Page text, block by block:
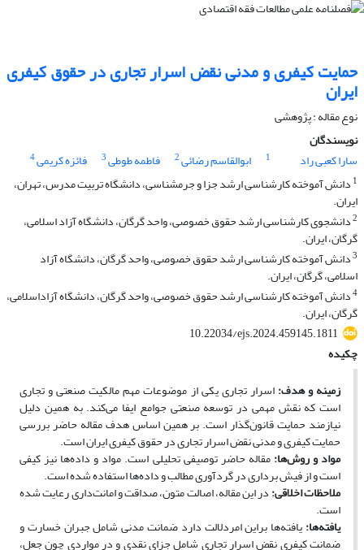
حمایت کیفری و مدنی نقض اسرار تجاری در حقوق کیفری
ایران
نوع مقاله : پژوهشی
نویسندگان
سارا کعبی راد
1 ابوالقاسم رضائی2 فاطمه طوطی3 فائزه کریمی4
1 دانش آموخته کارشناسی ارشد جزا و جرم‏شناسی، دانشگاه تربیت مدرس، تهران،
ایران.
2دانشجوی کارشناسی ارشد حقوق‌ خصوصی، واحد گرگان، دانشگاه آزاد اسلامی،
گرگان، ایران.
3دانش آموخته کارشناسی ارشد حقوق خصوصی، واحد گرگان، دانشگاه آزاد
اسلامی، گرگان، ایران.
4دانش آموخته کارشناسی ارشد حقوق خصوصی، واحد گرگان، دانشگاه آزاداسلامی،
گرگان، ایران.
10.22034/ejs.2024.459145.1811
چکیده
زمینه و هدف:اسرار تجاری یکی از موضوعات مهم مالکیت صنعتی و تجاری
است که نقش مهمی در توسعه صنعتی جوامع ایفا می‌کند. به همین دلیل
نیازمند حمایت قانون‌گذار است. بر همین اساس هدف مقاله حاضر بررسی
حمایت کیفری و مدنی نقض اسرار تجاری در حقوق کیفری ایران است.
مواد و روش‌ها:مقاله حاضر توصیفی تحلیلی است. مواد و داده‌ها نیز کیفی
است و از فیش برداری در گردآوری مطالب و داده‌ها استفاده شده است.
ملاحظات اخلاقی:در این مقاله، اصالت متون، صداقت و امانت‌داری رعایت شده
است.
یافته‌ها:یافته‌ها براین امردلالت دارد ضمانت مدنی شامل جبران خسارت و
ضمانت کیفری نقض اسرار تجاری شامل جزای نقدی و در مواردی چون جعل،